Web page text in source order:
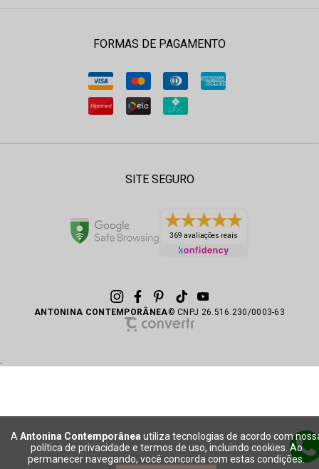
FORMAS DE PAGAMENTO
SITE SEGURO
369 avaliações reais
ANTONINA CONTEMPORÂNEA© CNPJ 26.516.230/0003-63
A Antonina Contemporânea utiliza tecnologias de acordo com
política de privacidade e termos de uso, incluindo cookies. Ao
permanecer navegando, você concorda com estas condições.
.